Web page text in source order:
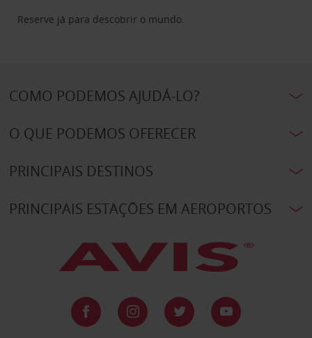
Reserve já para descobrir o mundo.
COMO PODEMOS AJUDÁ-LO?
O QUE PODEMOS OFERECER
PRINCIPAIS DESTINOS
PRINCIPAIS ESTAÇÕES EM AEROPORTOS